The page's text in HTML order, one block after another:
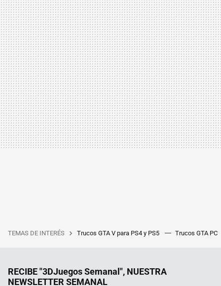
TEMAS DE INTERÉS Trucos GTA V para PS4 y PS5 Trucos GTA PC
RECIBE "3DJuegos Semanal", NUESTRA
NEWSLETTER SEMANAL